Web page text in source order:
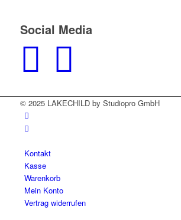
Social Media
© 2025 LAKECHILD by Studiopro GmbH
Kontakt
Kasse
Warenkorb
Mein Konto
Vertrag widerrufen